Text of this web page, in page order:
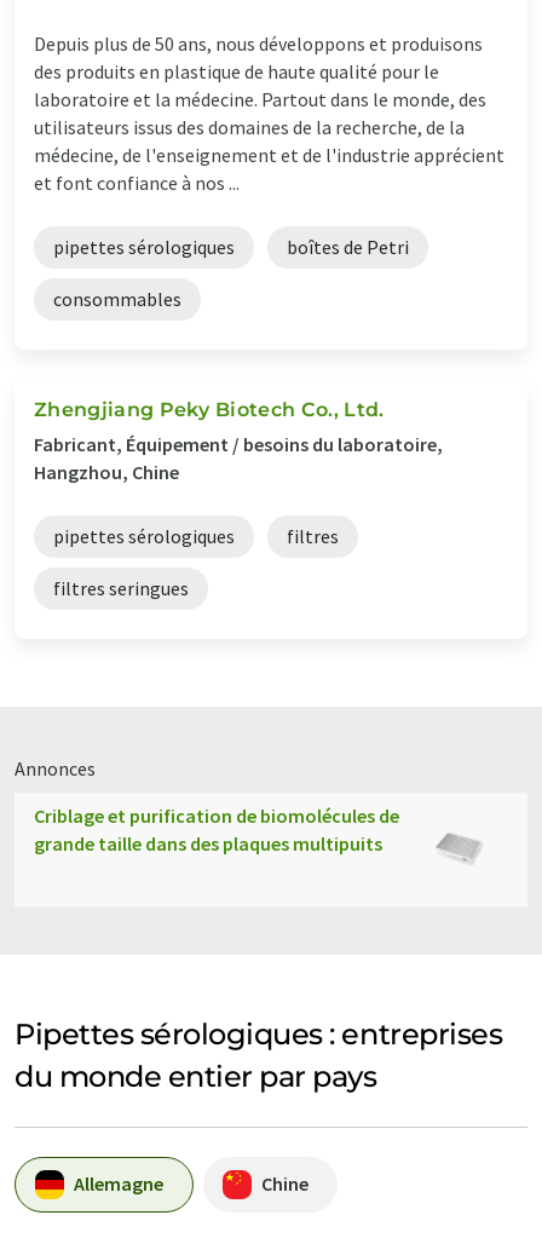
Depuis plus de 50 ans, nous développons et produisons
des produits en plastique de haute qualité pour le
laboratoire et la médecine. Partout dans le monde, des
utilisateurs issus des domaines de la recherche, de la
médecine, de l'enseignement et de l'industrie apprécient
et font confiance à nos ...
pipettes sérologiques boîtes de Petri
consommables
Zhengjiang Peky Biotech Co., Ltd.
Fabricant, Équipement / besoins du laboratoire,
Hangzhou, Chine
pipettes sérologiques filtres
filtres seringues
Annonces
Criblage et purification de biomolécules de
grande taille dans des plaques multipuits
Pipettes sérologiques : entreprises
du monde entier par pays
Allemagne Chine